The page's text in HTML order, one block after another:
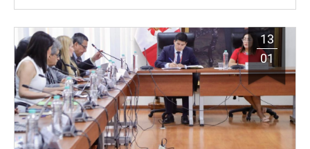
13
01